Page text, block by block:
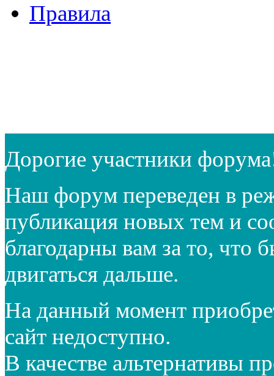
Правила
Дорогие участники
Наш форум переведен в
публикация новых тем и
благодарны вам за то, что
двигаться дальше.
На данный момент
сайт недоступно.
В качестве альтернативы